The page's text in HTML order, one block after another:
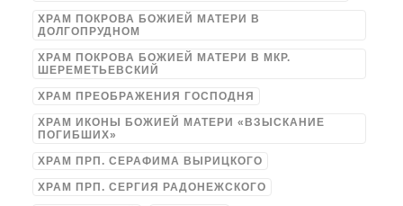
ХРАМ ПОКРОВА БОЖИЕЙ МАТЕРИ В
ДОЛГОПРУДНОМ
ХРАМ ПОКРОВА БОЖИЕЙ МАТЕРИ В МКР.
ШЕРЕМЕТЬЕВСКИЙ
ХРАМ ПРЕОБРАЖЕНИЯ ГОСПОДНЯ
ХРАМ ИКОНЫ БОЖИЕЙ МАТЕРИ «ВЗЫСКАНИЕ
ПОГИБШИХ»
ХРАМ ПРП. СЕРАФИМА ВЫРИЦКОГО
ХРАМ ПРП. СЕРГИЯ РАДОНЕЖСКОГО